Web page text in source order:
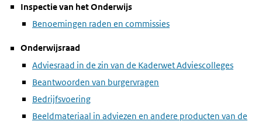
Inspectie van het Onderwijs
Benoemingen raden en commissies
Onderwijsraad
Adviesraad in de zin van de Kaderwet Adviescolleges
Beantwoorden van burgervragen
Bedrijfsvoering
Beeldmateriaal in adviezen en andere producten van de